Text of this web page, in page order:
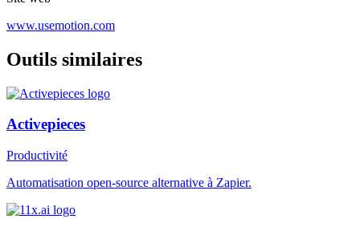
www.usemotion.com
Outils similaires
Activepieces
Productivité
Automatisation open-source alternative à Zapier.